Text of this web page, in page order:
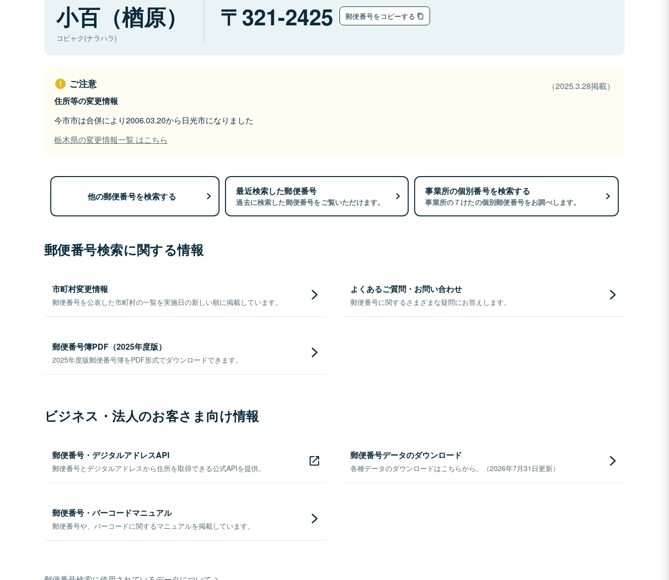
小百（楢原）
コビャク(ナラハラ)
321-2425 郵便番号をコピーする
ご注意
（2025.3.28掲載）
住所等の変更情報
今市市は合併により2006.03.20から日光市になりました
栃木県の変更情報一覧 はこちら
他の郵便番号を検索する 最近検索した郵便番号
過去に検索した郵便番号をご覧いただけます。
事業所の個別番号を検索する
事業所の７けたの個別郵便番号をお調べします。
郵便番号検索に関する情報
市町村変更情報
郵便番号を公表した市町村の一覧を実施日の新しい順に掲載しています。
よくあるご質問・お問い合わせ
郵便番号に関するさまざまな疑問にお答えします。
郵便番号簿PDF（2025年度版）
2025年度版郵便番号簿をPDF形式でダウンロードできます。
ビジネス・法人のお客さま向け情報
郵便番号・デジタルアドレスAPI
郵便番号とデジタルアドレスから住所を取得できる公式APIを提供。
郵便番号データのダウンロード
各種データのダウンロードはこちらから。（2026年7月31日更新）
郵便番号・バーコードマニュアル
郵便番号や、バーコードに関するマニュアルを掲載しています。